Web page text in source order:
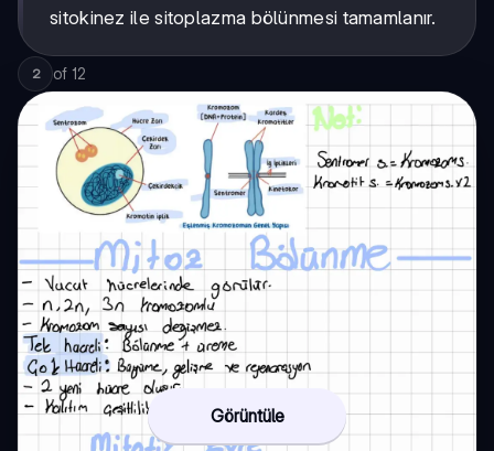
sitokinez ile sitoplazma bölünmesi tamamlanır.
2 of 12
Görüntüle